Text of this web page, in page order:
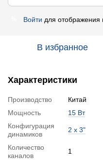
Войти для отображения
В избранное
Характеристики
Производство
Китай
Мощность
15 Вт
Конфигурация
динамиков
2 x 3"
Количество
каналов
1